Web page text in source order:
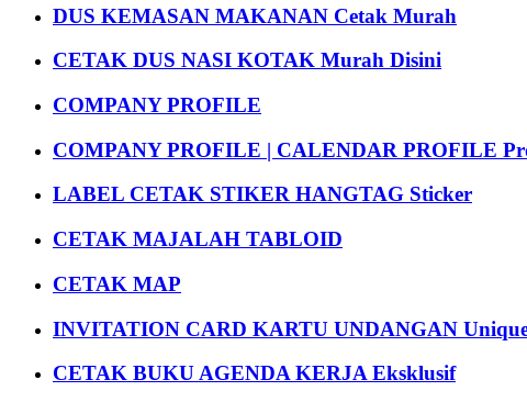
DUS KEMASAN MAKANAN Cetak Murah
CETAK DUS NASI KOTAK Murah Disini
COMPANY PROFILE
COMPANY PROFILE | CALENDAR PROFILE
LABEL CETAK STIKER HANGTAG Sticker
CETAK MAJALAH TABLOID
CETAK MAP
INVITATION CARD KARTU UNDANGAN
CETAK BUKU AGENDA KERJA Eksklusif